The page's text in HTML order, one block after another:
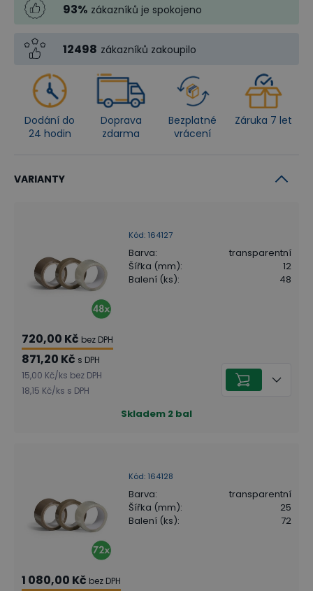
93% zákazníků je spokojeno
12498 zákazníků zakoupilo
Dodání do
24 hodin
Doprava
zdarma
Bezplatné
vrácení
Záruka 7 let
VARIANTY
Kód: 164127
Barva:
transparentní
Šířka (mm):
12
Balení (ks): 48
720,00 Kč bez DPH
871,20 Kč s DPH
15,00 Kč/ks bez DPH
18,15 Kč/ks s DPH
Skladem 2 bal
Kód: 164128
Barva:
transparentní
Šířka (mm):
25
Balení (ks): 72
1 080,00 Kč bez DPH